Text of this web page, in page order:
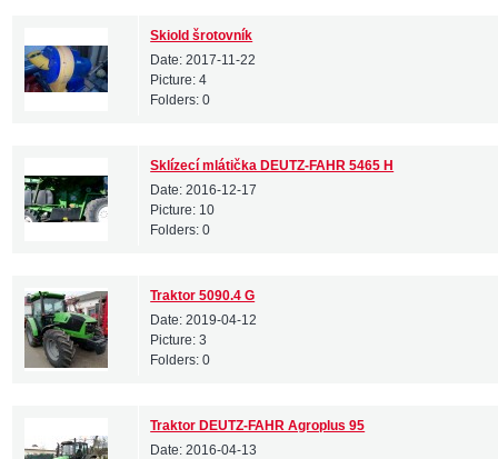
Skiold šrotovník
Date:2017-11-22
Picture:4
Folders:0
Sklízecí mlátička DEUTZ-FAHR 5465 H
Date:2016-12-17
Picture: 10
Folders:0
Traktor 5090.4 G
Date:2019-04-12
Picture:3
Folders:0
Traktor DEUTZ-FAHR Agroplus 95
Date:2016-04-13